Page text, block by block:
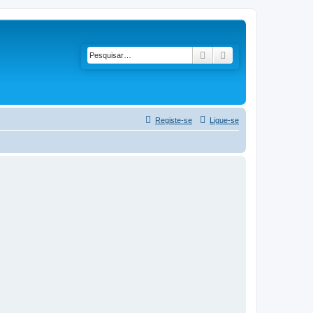
Pesquisar
Ligue-se
Registe-se